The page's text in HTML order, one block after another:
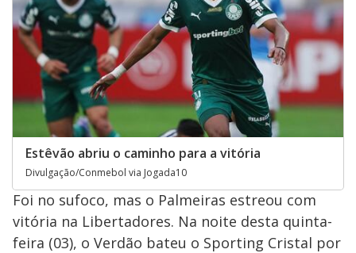
Estêvão abriu o caminho para a vitória
Divulgação/Conmebol via Jogada10
Foi no sufoco, mas o Palmeiras estreou com
vitória na Libertadores. Na noite desta quinta-
feira (03), o Verdão bateu o Sporting Cristal por